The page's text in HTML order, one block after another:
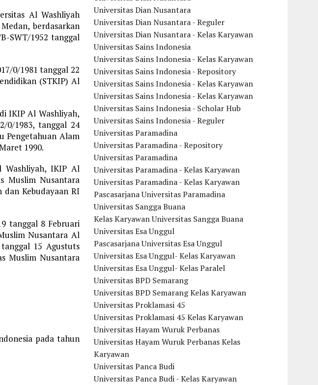
Al Washliyah
berdasarkan
SWT/1952 tanggal
0/1981 tanggal 22
(STKIP) Al
IKIP Al Washliyah,
0/1983, tanggal 24
Pengetahuan Alam
1990.
Washliyah, IKIP Al
Muslim Nusantara
Kebudayaan RI
tanggal 8 Februari
Nusantara Al
15 Agustuts
Muslim Nusantara
pada tahun
Universitas Dian Nusantara
Universitas Dian Nusantara - Reguler
Universitas Dian Nusantara - Kelas Karyawan
Universitas Sains Indonesia
Universitas Sains Indonesia - Kelas Karyawan
Universitas Sains Indonesia - Repository
Universitas Sains Indonesia - Kelas Karyawan
Universitas Sains Indonesia - Kelas Karyawan
Universitas Sains Indonesia - Scholar Hub
Universitas Sains Indonesia - Reguler
Universitas Paramadina
Universitas Paramadina - Repository
Universitas Paramadina
Universitas Paramadina - Kelas Karyawan
Universitas Paramadina - Kelas Karyawan
Pascasarjana Universitas Paramadina
Universitas Sangga Buana
Kelas Karyawan Universitas Sangga Buana
Universitas Esa Unggul
Pascasarjana Universitas Esa Unggul
Universitas Esa Unggul- Kelas Karyawan
Universitas Esa Unggul- Kelas Paralel
Universitas BPD Semarang
Universitas BPD Semarang Kelas Karyawan
Universitas Proklamasi 45
Universitas Proklamasi 45 Kelas Karyawan
Universitas Hayam Wuruk Perbanas
Universitas Hayam Wuruk Perbanas Kelas
Karyawan
Universitas Panca Budi
Universitas Panca Budi - Kelas Karyawan